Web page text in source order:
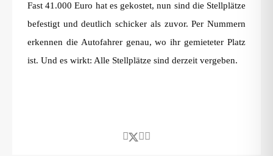
Fast 41.000 Euro hat es gekostet, nun sind die Stellplätze
befestigt und deutlich schicker als zuvor. Per Nummern
erkennen die Autofahrer genau, wo ihr gemieteter Platz
ist. Und es wirkt: Alle Stellplätze sind derzeit vergeben.